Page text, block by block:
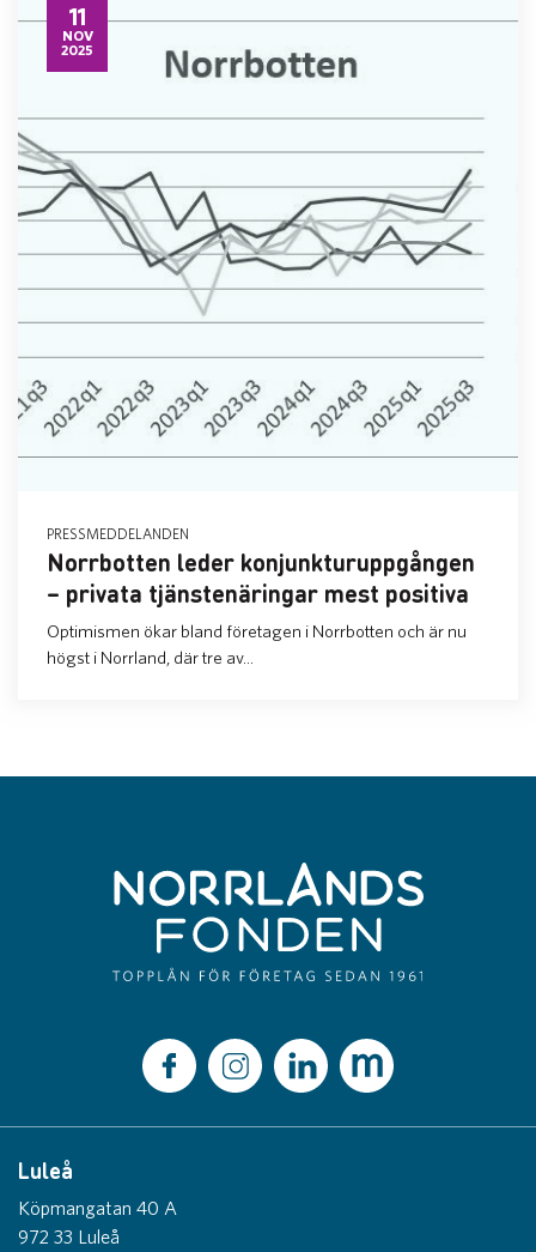
11
NOV
2025
PRESSMEDDELANDEN
Norrbotten leder konjunkturuppgången
– privata tjänstenäringar mest positiva
Optimismen ökar bland företagen i Norrbotten och är nu
högst i Norrland, där tre av...
Luleå
Köpmangatan 40 A
972 33 Luleå